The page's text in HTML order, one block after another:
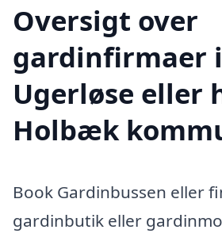
Oversigt over
gardinfirmaer i
Ugerløse eller
Holbæk
Book Gardinbussen eller
gardinbutik eller